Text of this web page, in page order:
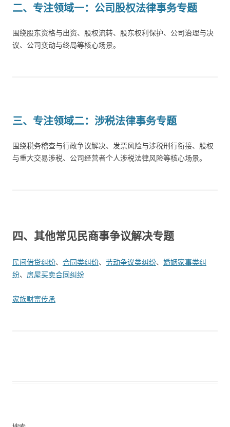
二、专注领域一：公司股权法律事务专题
围绕股东资格与出资、股权流转、股东权利保护、公司治理与决
议、公司变动与终局等核心场景。
三、 专注领域二：涉税法律事务专题
围绕税务稽查与行政争议解决、发票风险与涉税刑行衔接、股权
与重大交易涉税、公司经营者个人涉税法律风险等核心场景。
四、其他常见民商事争议解决专题
民间借贷纠纷、 合同类纠纷、 劳动争议类纠纷、 婚姻家事类纠
纷、 房屋买卖合同纠纷
家族财富传承